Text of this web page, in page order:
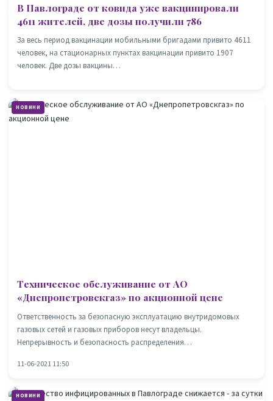
В Павлограде от ковида уже вакцинировали
4611 жителей, две дозы получили 786
За весь период вакцинации мобильными бригадами привито 4611
человек, на стационарных пунктах вакцинации привито 1907
человек. Две дозы вакцины…
НОВИНИ
Техническое обслуживание от АО
«Днепропетровскгаз» по акционной цене
Ответственность за безопасную эксплуатацию внутридомовых
газовых сетей и газовых приборов несут владельцы.
Непрерывность и безопасность распределения…
11-06-2021 11:50
НОВИНИ